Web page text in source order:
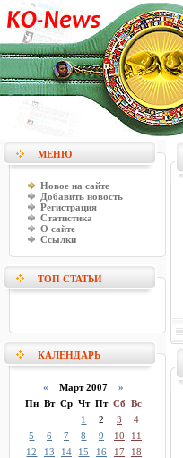
МЕНЮ
Новое на сайте
Добавить новость
Регистрация
Статистика
О сайте
Ссылки
ТОП СТАТЬИ
КАЛЕНДАРЬ
« Март 2007 »
Пн Вт Ср Чт Пт Сб Вс
1
2 3
4
5
6 7 8 9 10
11
12
13 14 15 16 17
18